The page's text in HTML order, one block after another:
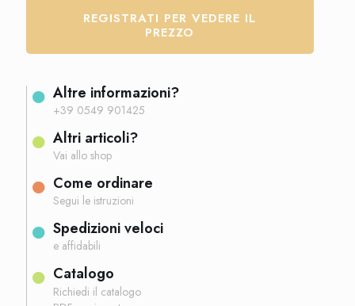
REGISTRATI PER VEDERE IL
PREZZO
Altre informazioni?
+39 0549 901425
Altri articoli?
Vai allo shop
Come ordinare
Segui le istruzioni
Spedizioni veloci
e affidabili
Catalogo
Richiedi il catalogo